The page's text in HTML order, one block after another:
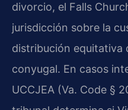
divorcio, el Falls
jurisdicción sobre la
distribución equitativa
conyugal. En casos
UCCJEA (Va. Code §